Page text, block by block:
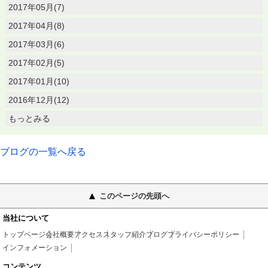
2017年05月(7)
2017年04月(8)
2017年03月(6)
2017年02月(5)
2017年01月(10)
2016年12月(12)
もっとみる
ブログの一覧へ戻る
このページの先頭へ
当社について
トップページ会社概要アクセススタッフ紹介ブログプライバシーポリシー
インフォメーション